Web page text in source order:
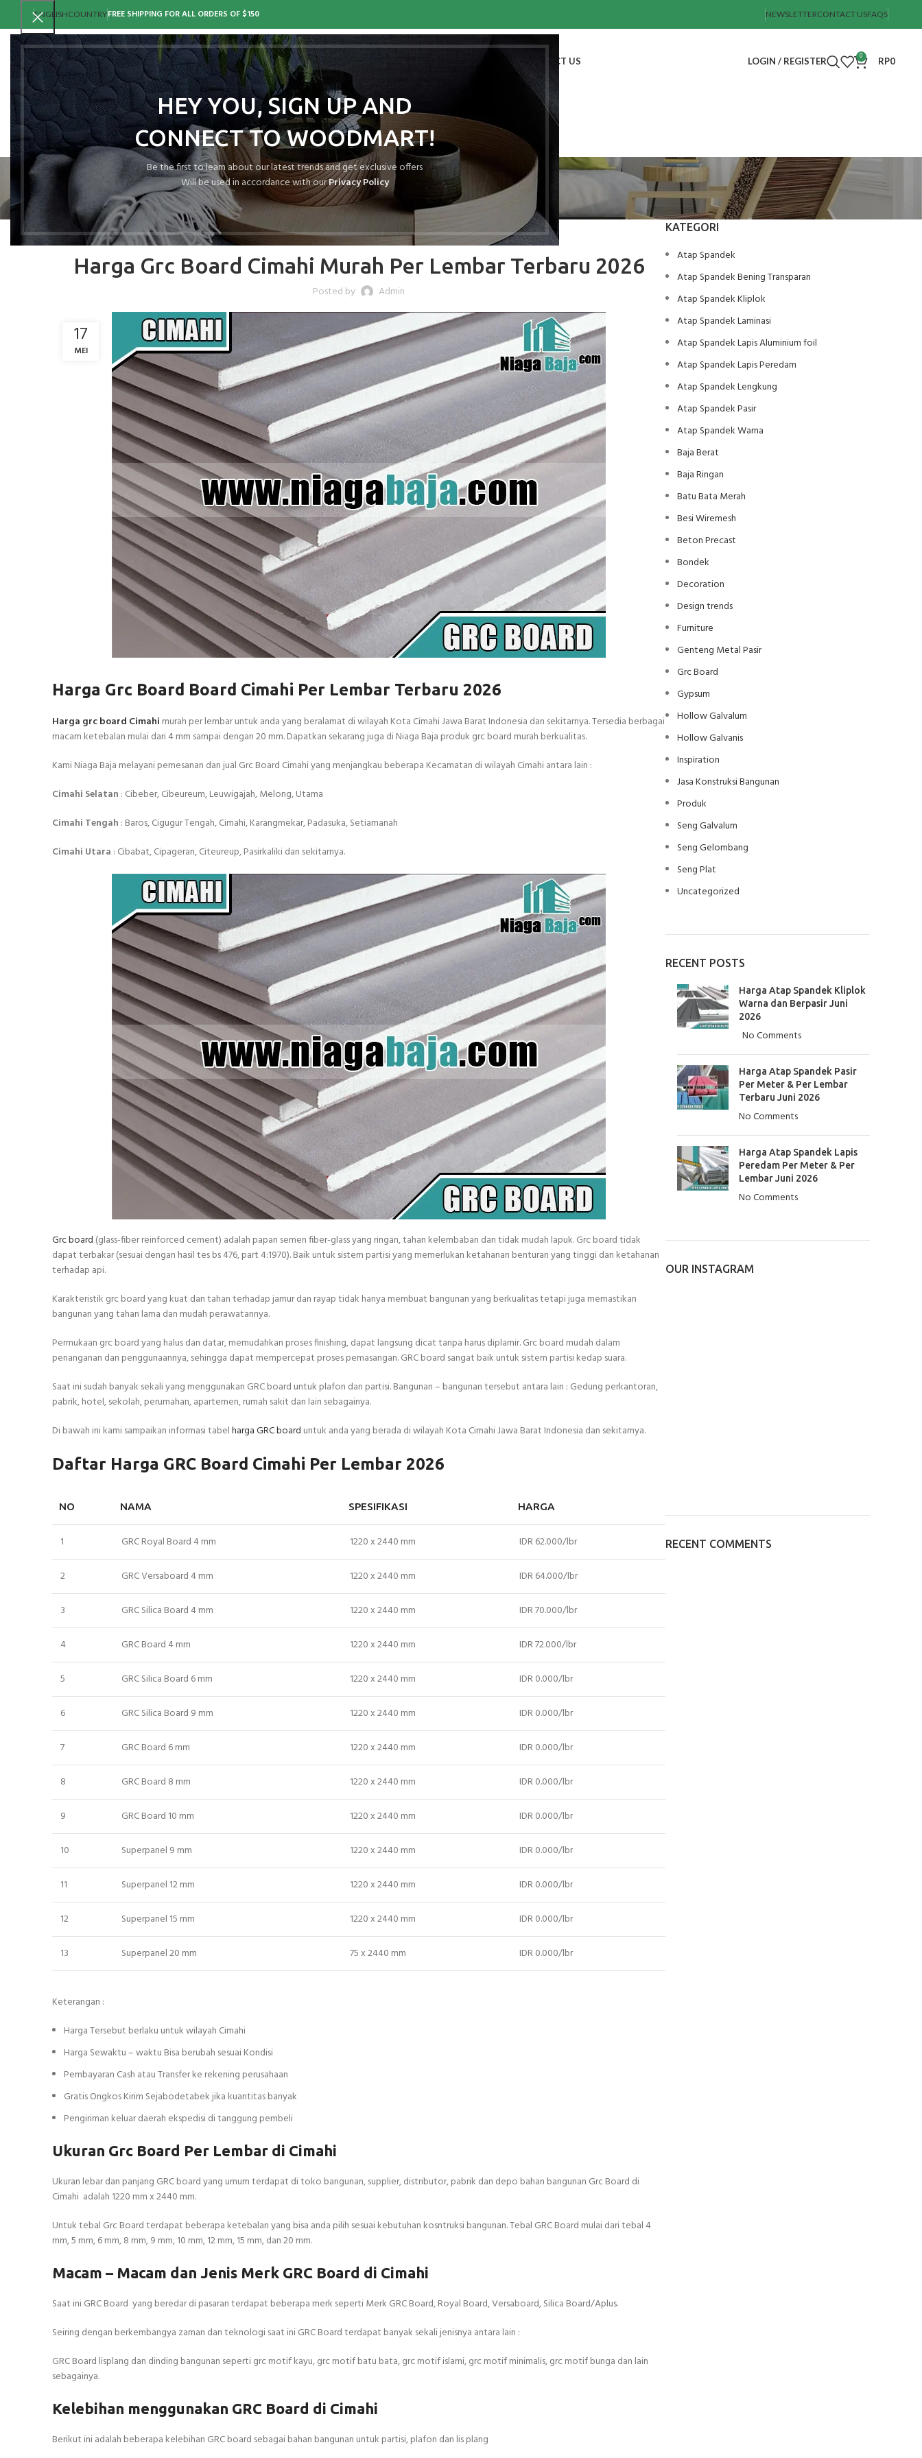
HEY YOU, SIGN UP AND
CONNECT TO WOODMART!
Be the first to learn about our latest trends and get exclusive offers
Will be used in accordance with ourPrivacy Policy
ENGLISHCOUNTRYFREE SHIPPING FOR ALL ORDERS OF $150 NEWSLETTERCONTACT USFAQS
CONTACT US LOGIN / REGISTER 0 RP0
Blog
Harga Grc Board Cimahi Murah Per Lembar Terbaru 2026
Posted by Admin
17
MEI
Harga Grc Board Board Cimahi Per Lembar Terbaru 2026
Harga grc board Cimahi murah per lembar untuk anda yang beralamat di wilayah Kota Cimahi Jawa Barat Indonesia dan sekitarnya. Tersedia berbagai
macam ketebalan mulai dari 4 mm sampai dengan 20 mm. Dapatkan sekarang juga di Niaga Baja produk grc board murah berkualitas.
Kami Niaga Baja melayani pemesanan dan jual Grc Board Cimahi yang menjangkau beberapa Kecamatan di wilayah Cimahi antara lain :
Cimahi Selatan : Cibeber, Cibeureum, Leuwigajah, Melong, Utama
Cimahi Tengah : Baros, Cigugur Tengah, Cimahi, Karangmekar, Padasuka, Setiamanah
Cimahi Utara : Cibabat, Cipageran, Citeureup, Pasirkaliki dan sekitarnya.
Grc board (glass-fiber reinforced cement) adalah papan semen fiber-glass yang ringan, tahan kelembaban dan tidak mudah lapuk. Grc board tidak
dapat terbakar (sesuai dengan hasil tes bs 476, part 4:1970). Baik untuk sistem partisi yang memerlukan ketahanan benturan yang tinggi dan ketahanan
terhadap api.
Karakteristik grc board yang kuat dan tahan terhadap jamur dan rayap tidak hanya membuat bangunan yang berkualitas tetapi juga memastikan
bangunan yang tahan lama dan mudah perawatannya.
Permukaan grc board yang halus dan datar, memudahkan proses finishing, dapat langsung dicat tanpa harus diplamir. Grc board mudah dalam
penanganan dan penggunaannya, sehingga dapat mempercepat proses pemasangan. GRC board sangat baik untuk sistem partisi kedap suara.
Saat ini sudah banyak sekali yang menggunakan GRC board untuk plafon dan partisi. Bangunan – bangunan tersebut antara lain : Gedung perkantoran,
pabrik, hotel, sekolah, perumahan, apartemen, rumah sakit dan lain sebagainya.
Di bawah ini kami sampaikan informasi tabelharga GRC board untuk anda yang berada di wilayah Kota Cimahi Jawa Barat Indonesia dan sekitarnya.
Daftar Harga GRC Board Cimahi Per Lembar 2026
NO NAMA SPESIFIKASI HARGA
1 GRC Royal Board 4 mm 1220 x 2440 mm IDR 62.000/lbr
2 GRC Versaboard 4 mm 1220 x 2440 mm IDR 64.000/lbr
3 GRC Silica Board 4 mm 1220 x 2440 mm IDR 70.000/lbr
4 GRC Board 4 mm 1220 x 2440 mm IDR 72.000/lbr
5 GRC Silica Board 6 mm 1220 x 2440 mm IDR 0.000/lbr
6 GRC Silica Board 9 mm 1220 x 2440 mm IDR 0.000/lbr
7 GRC Board 6 mm 1220 x 2440 mm IDR 0.000/lbr
8 GRC Board 8 mm 1220 x 2440 mm IDR 0.000/lbr
9 GRC Board 10 mm 1220 x 2440 mm IDR 0.000/lbr
10 Superpanel 9 mm 1220 x 2440 mm IDR 0.000/lbr
11 Superpanel 12 mm 1220 x 2440 mm IDR 0.000/lbr
12 Superpanel 15 mm 1220 x 2440 mm IDR 0.000/lbr
13 Superpanel 20 mm 75 x 2440 mm IDR 0.000/lbr
Keterangan :
Harga Tersebut berlaku untuk wilayah Cimahi
Harga Sewaktu – waktu Bisa berubah sesuai Kondisi
Pembayaran Cash atau Transfer ke rekening perusahaan
Gratis Ongkos Kirim Sejabodetabek jika kuantitas banyak
Pengiriman keluar daerah ekspedisi di tanggung pembeli
Ukuran Grc Board Per Lembar di Cimahi
Ukuran lebar dan panjang GRC board yang umum terdapat di toko bangunan, supplier, distributor, pabrik dan depo bahan bangunan Grc Board di
Cimahi adalah 1220 mm x 2440 mm.
Untuk tebal Grc Board terdapat beberapa ketebalan yang bisa anda pilih sesuai kebutuhan kosntruksi bangunan. Tebal GRC Board mulai dari tebal 4
mm, 5 mm, 6 mm, 8 mm, 9 mm, 10 mm, 12 mm, 15 mm, dan 20 mm.
Macam – Macam dan Jenis Merk GRC Board di Cimahi
Saat ini GRC Board yang beredar di pasaran terdapat beberapa merk seperti Merk GRC Board, Royal Board, Versaboard, Silica Board/Aplus.
Seiring dengan berkembangya zaman dan teknologi saat ini GRC Board terdapat banyak sekali jenisnya antara lain :
GRC Board lisplang dan dinding bangunan seperti grc motif kayu, grc motif batu bata, grc motif islami, grc motif minimalis, grc motif bunga dan lain
sebagainya.
Kelebihan menggunakan GRC Board di Cimahi
Berikut ini adalah beberapa kelebihan GRC board sebagai bahan bangunan untuk partisi, plafon dan lis plang
KATEGORI
Atap Spandek
Atap Spandek Bening Transparan
Atap Spandek Kliplok
Atap Spandek Laminasi
Atap Spandek Lapis Aluminium foil
Atap Spandek Lapis Peredam
Atap Spandek Lengkung
Atap Spandek Pasir
Atap Spandek Warna
Baja Berat
Baja Ringan
Batu Bata Merah
Besi Wiremesh
Beton Precast
Bondek
Decoration
Design trends
Furniture
Genteng Metal Pasir
Grc Board
Gypsum
Hollow Galvalum
Hollow Galvanis
Inspiration
Jasa Konstruksi Bangunan
Produk
Seng Galvalum
Seng Gelombang
Seng Plat
Uncategorized
RECENT POSTS
Harga Atap Spandek Kliplok
Warna dan Berpasir Juni
2026
No Comments
Harga Atap Spandek Pasir
Per Meter & Per Lembar
Terbaru Juni 2026
No Comments
Harga Atap Spandek Lapis
Peredam Per Meter & Per
Lembar Juni 2026
No Comments
OUR INSTAGRAM
RECENT COMMENTS